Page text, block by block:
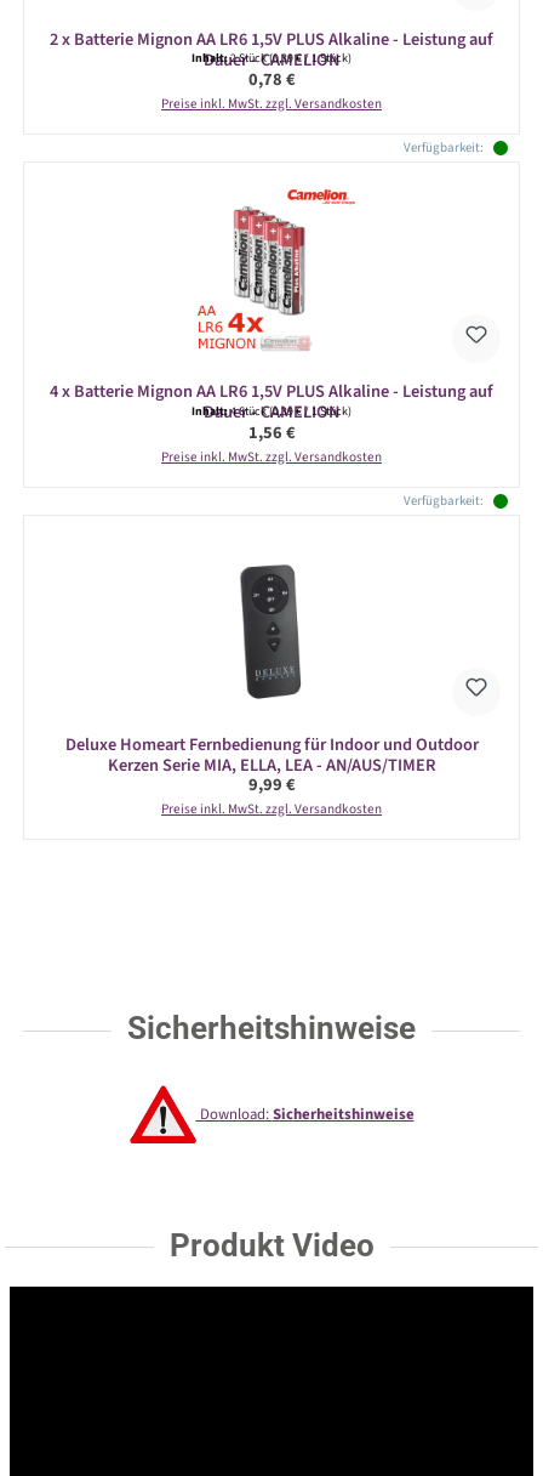
2 x Batterie Mignon AA LR6 1,5V PLUS Alkaline - Leistung auf
Dauer - CAMELION
Inhalt:2 Stück(0,39 € / 1 Stück)
Regulärer Preis:
0,78 €
Preise inkl. MwSt. zzgl. Versandkosten
Verfügbarkeit:
4 x Batterie Mignon AA LR6 1,5V PLUS Alkaline - Leistung auf
Dauer - CAMELION
Inhalt:4 Stück(0,39 € / 1 Stück)
Regulärer Preis:
1,56 €
Preise inkl. MwSt. zzgl. Versandkosten
Verfügbarkeit:
Deluxe Homeart Fernbedienung für Indoor und Outdoor
Kerzen Serie MIA, ELLA, LEA - AN/AUS/TIMER
Regulärer Preis:
9,99 €
Preise inkl. MwSt. zzgl. Versandkosten
Sicherheitshinweise
Download:Sicherheitshinweise
Produkt Video